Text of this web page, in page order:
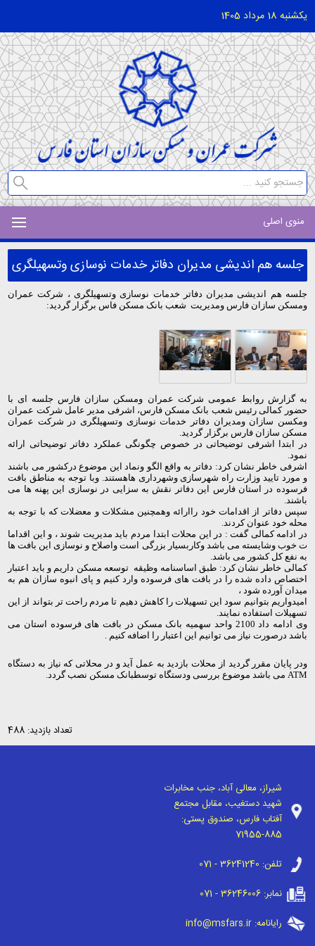
یکشنبه 18 مرداد 1405
منوی اصلی
جلسه هم اندیشی مدیران دفاتر خدمات نوسازی وتسهیلگری
برگزار شد:
جلسه هم اندیشی مدیران دفاتر خدمات نوسازی وتسهیلگری ، شرکت عمران
ومسکن سازان فارس ومدیریت شعب بانک مسکن فاس برگزار گردید:
به گزارش روابط عمومی شرکت عمران ومسکن سازان فارس جلسه ای با
حضور کمالی رئیس شعب بانک مسکن فارس، اشرفی مدیر عامل شرکت عمران
ومکسن سازان ومدیران دفاتر خدمات نوسازی وتسهیلگری در شرکت عمران
مسکن سازان فارس برگزار گردید.
در ابتدا اشرفی توضیحاتی در خصوص چگونگی عملکرد دفاتر توضیحاتی ارائه
نمود.
اشرفی خاطر نشان کرد: دفاتر به واقع الگو ونماد این موضوع درکشور می باشند
و مورد تایید وزارت راه شهرسازی وشهرداری هاهستند. وبا توجه به مناطق بافت
فرسوده در استان فارس این دفاتر نقش به سزایی در نوسازی این پهنه ها می
باشند.
سپس دفاتر از اقدامات خود راارائه وهمچنین مشکلات و معضلات که با توجه به
محله خود عنوان کردند.
در ادامه کمالی گفت : در این محلات ابتدا مردم باید مدیریت شوند ، و این اقداما
ت خوب وشایسته می باشد وکاربسیار بزرگی است واصلاح و نوسازی این بافت ها
به نفع کل کشور می باشد.
کمالی خاطر نشان کرد: طبق اساسنامه وظیقه توسعه مسکن داریم و باید اعتبار
اختصاص داده شده را در بافت های فرسوده وارد کنیم و پای انبوه سازان هم به
میدان آورده شود ،
امیدواریم بتوانیم سود این تسهیلات را کاهش دهیم تا مردم راحت تر بتواند از این
تسهیلات استفاده نمایند.
وی ادامه داد 2100 واحد سهمیه بانک مسکن در بافت های فرسوده استان می
باشد درصورت نیاز می توانیم این اعتبار را اضافه کنیم .
ودر پایان مقرر گردید از محلات بازدید به عمل آید و در محلاتی که نیاز به دستگاه
ATM می باشد موضوع بررسی ودستگاه توسطبانک مسکن نصب گردد.
تعداد بازدید: 488
شیراز، معالی آباد، جنب مخابرات
شهید دستغیب، مقابل مجتمع
آفتاب فارس، صندوق پستی:
71955-885
تلفن: 071 - 36241240
نمابر:071 - 36246006
رایانامه:info@msfars.ir